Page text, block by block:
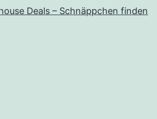
Deals – Schnäppchen finden